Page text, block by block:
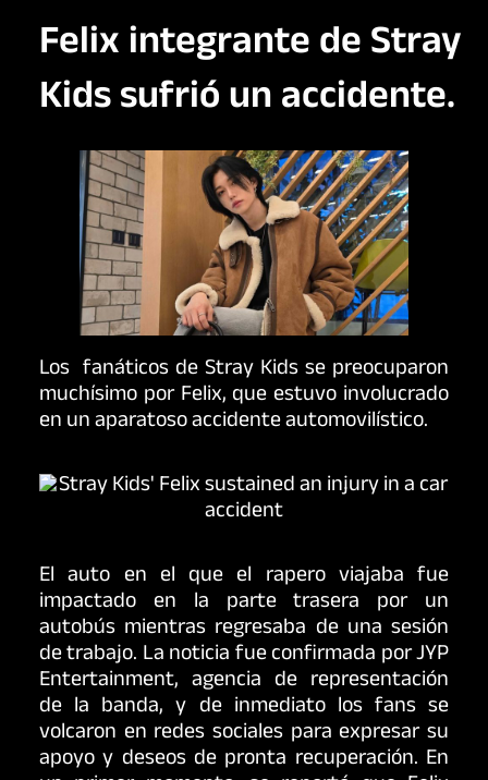
Felix integrante de Stray
Kids sufrió un accidente.
Los fanáticos de Stray Kids se preocuparon
muchísimo por Felix, que estuvo involucrado
en un aparatoso accidente automovilístico.
El auto en el que el rapero viajaba fue
impactado en la parte trasera por un
autobús mientras regresaba de una sesión
de trabajo. La noticia fue confirmada por JYP
Entertainment, agencia de representación
de la banda, y de inmediato los fans se
volcaron en redes sociales para expresar su
apoyo y deseos de pronta recuperación. En